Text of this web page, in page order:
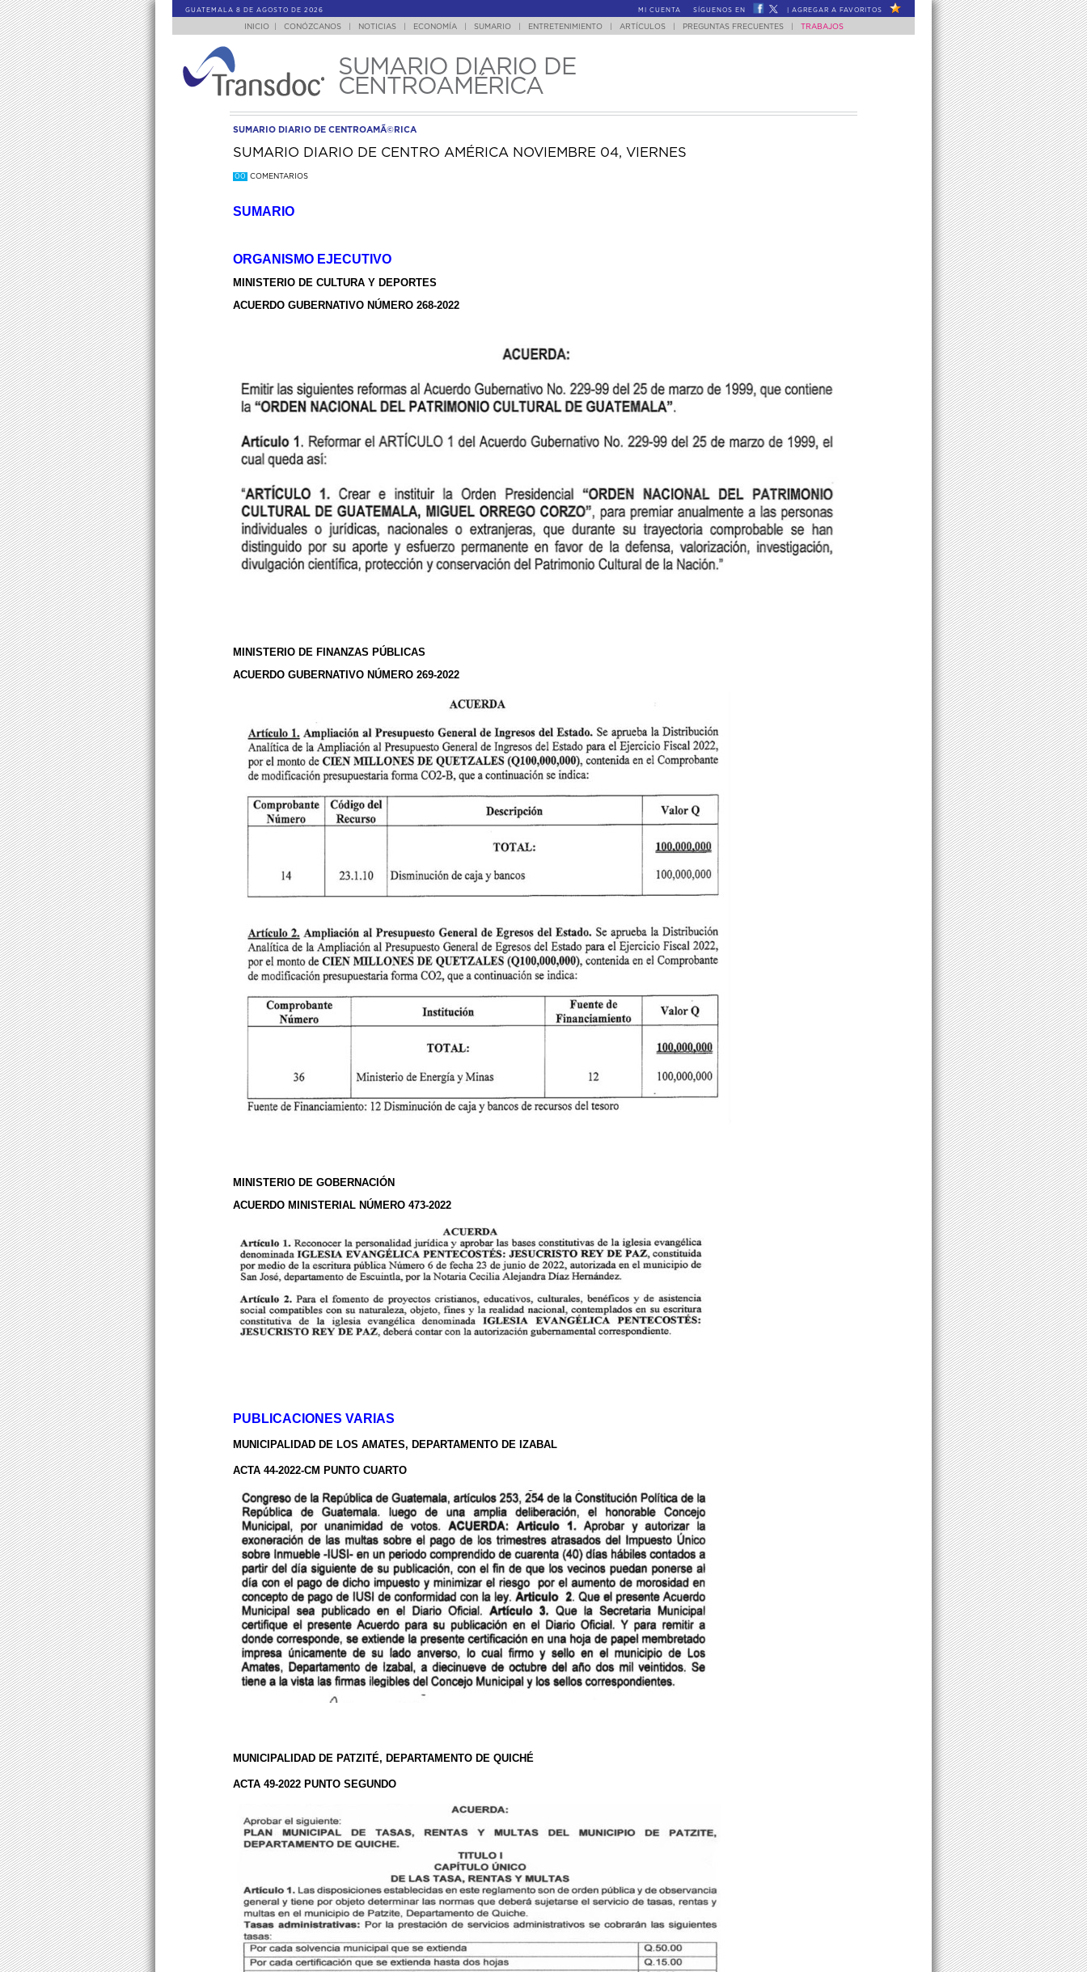
GUATEMALA 8 DE AGOSTO DE 2026 MI CUENTA SÍGUENOS EN AGREGAR A FAVORITOS
INICIO CONÓZCANOS NOTICIAS ECONOMÍA SUMARIO ENTRETENIMIENTO ARTÍCULOS PREGUNTAS FRECUENTES TRABAJOS
SUMARIO DIARIO DE
CENTROAMÉRICA
SUMARIO DIARIO DE CENTROAMÃ©RICA
SUMARIO DIARIO DE CENTRO AMÉRICA NOVIEMBRE 04, VIERNES
00 COMENTARIOS
SUMARIO
ORGANISMO EJECUTIVO
MINISTERIO DE CULTURA Y DEPORTES
ACUERDO GUBERNATIVO NÚMERO 268-2022
MINISTERIO DE FINANZAS PÚBLICAS
ACUERDO GUBERNATIVO NÚMERO 269-2022
MINISTERIO DE GOBERNACIÓN
ACUERDO MINISTERIAL NÚMERO 473-2022
PUBLICACIONES VARIAS
MUNICIPALIDAD DE LOS AMATES, DEPARTAMENTO DE IZABAL
ACTA 44-2022-CM PUNTO CUARTO
MUNICIPALIDAD DE PATZITÉ, DEPARTAMENTO DE QUICHÉ
ACTA 49-2022 PUNTO SEGUNDO